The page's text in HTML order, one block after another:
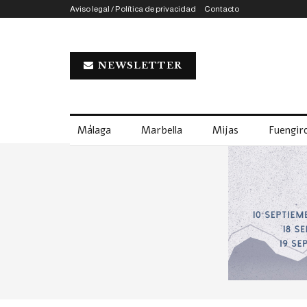
Aviso legal / Política de privacidad Contacto
NEWSLETTER
Málaga Marbella Mijas